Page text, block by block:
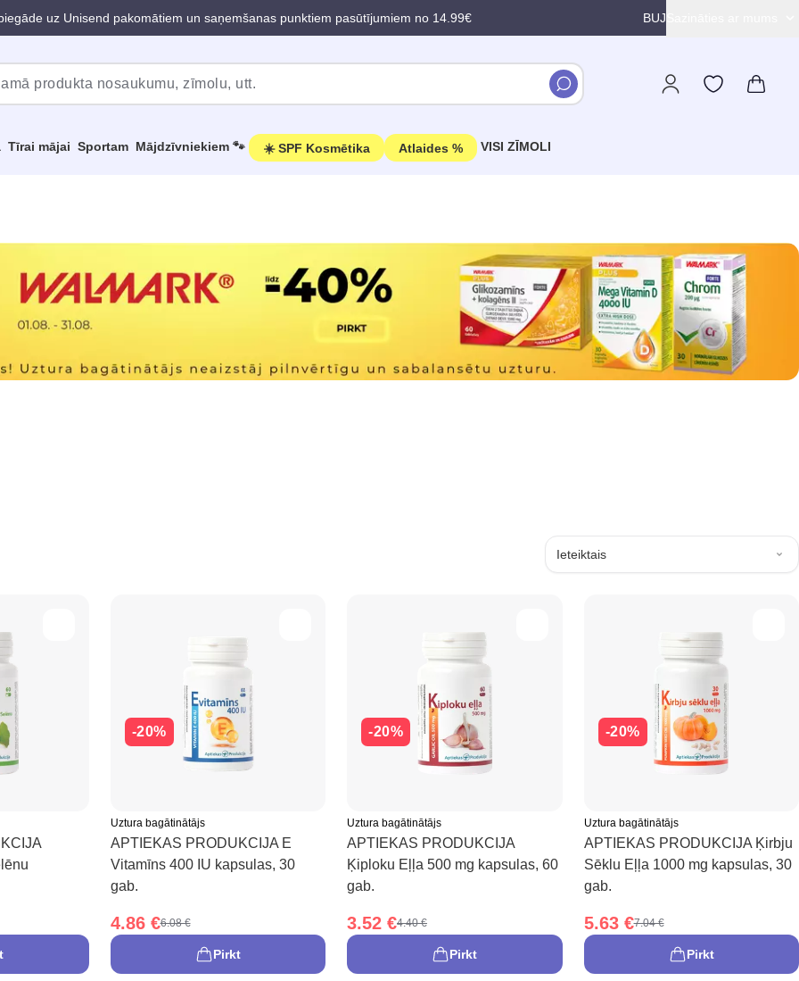
uz Unisend pakomātiem un saņemšanas punktiem pasūtījumiem no 14.99€ BUJ
Tīrai mājai Sportam Mājdzīvniekiem 🐾 ☀️ SPF Kosmētika Atlaides % VISI ZĪMOLI
Ieteiktais
-20%
Uztura bagātinātājs
APTIEKAS PRODUKCIJA E
Vitamīns 400 IU kapsulas, 30
gab.
4.86 €6.08 €
Pirkt
-20%
Uztura bagātinātājs
APTIEKAS PRODUKCIJA
Ķiploku Eļļa 500 mg kapsulas, 60
gab.
3.52 €4.40 €
Pirkt
-20%
Uztura bagātinātājs
APTIEKAS PRODUKCIJA Ķirbju
Sēklu Eļļa 1000 mg kapsulas, 30
gab.
5.63 €7.04 €
Pirkt